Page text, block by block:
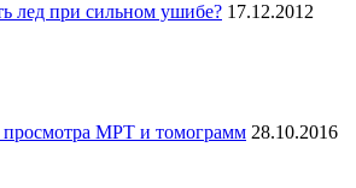
лед при сильном ушибе? 17.12.2012
МРТ и томограмм 28.10.2016